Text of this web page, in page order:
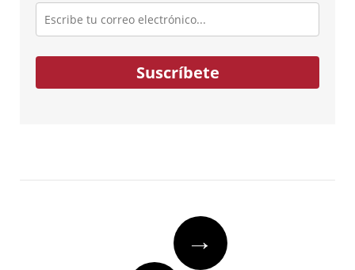
Escribe
tu
correo
electrónico...
Suscríbete
→